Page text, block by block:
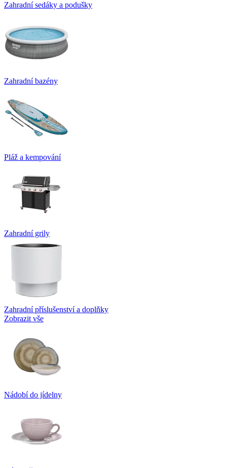
Zahradní sedáky a podušky
Zahradní bazény
Pláž a kempování
Zahradní grily
Zahradní příslušenství a doplňky
Zobrazit vše
Nádobí do jídelny